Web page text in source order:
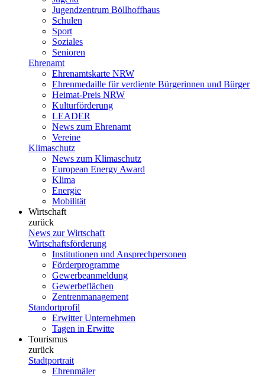
Jugendzentrum Böllhoffhaus
Schulen
Sport
Soziales
Senioren
Ehrenamt
Ehrenamtskarte NRW
Ehrenmedaille für verdiente Bürgerinnen und Bürger
Heimat-Preis NRW
Kulturförderung
LEADER
News zum Ehrenamt
Vereine
Klimaschutz
News zum Klimaschutz
European Energy Award
Klima
Energie
Mobilität
Wirtschaft
zurück
News zur Wirtschaft
Wirtschaftsförderung
Institutionen und Ansprechpersonen
Förderprogramme
Gewerbeanmeldung
Gewerbeflächen
Zentrenmanagement
Standortprofil
Erwitter Unternehmen
Tagen in Erwitte
Tourismus
zurück
Stadtportrait
Ehrenmäler